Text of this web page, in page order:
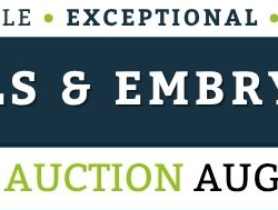
Schockemöhle. Daarin
Blue) veruit de duurst
de halfbroer van
Bakano Blue Ps(Baloutaire PS x
euro naar he noorden.